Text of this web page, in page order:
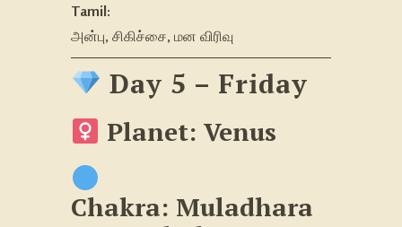
Tamil:
அன்பு, சிகிச்சை, மன விரிவு
Day 5 – Friday
Planet: Venus
Chakra: Muladhara